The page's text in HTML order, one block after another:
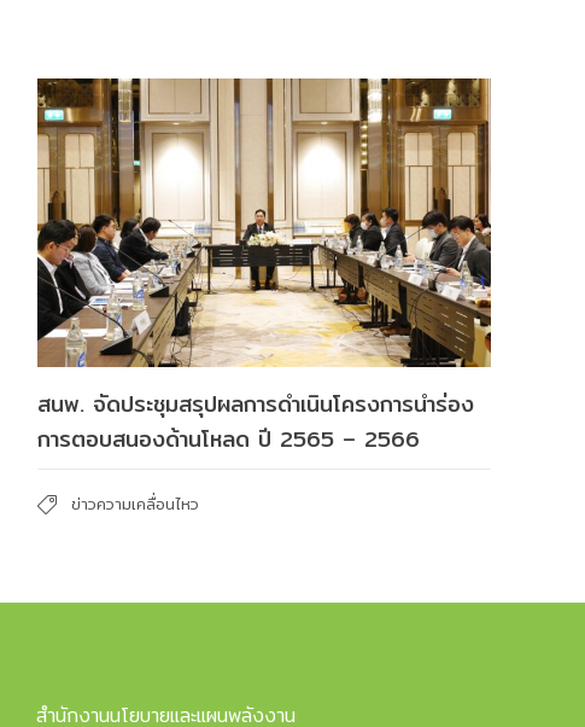
สนพ. จัดประชุมสรุปผลการดำเนินโครงการนำร่อง
การตอบสนองด้านโหลด ปี 2565 – 2566
ข่าวความเคลื่อนไหว
สำนักงานนโยบายและแผนพลังงาน